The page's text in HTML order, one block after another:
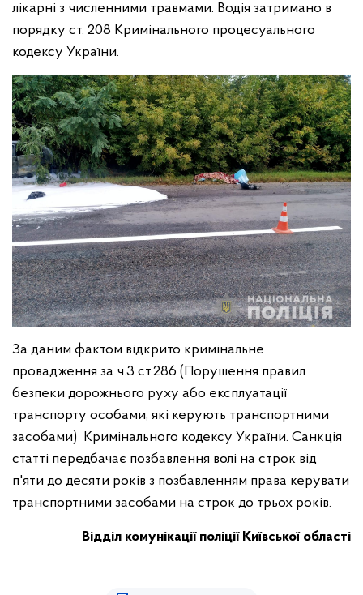
лікарні з численними травмами. Водія затримано в
порядку ст. 208 Кримінального процесуального
кодексу України.
За даним фактом відкрито кримінальне
провадження за ч.3 ст.286 (Порушення правил
безпеки дорожнього руху або експлуатації
транспорту особами, які керують транспортними
засобами) Кримінального кодексу України. Санкція
статті передбачає позбавлення волі на строк від
п'яти до десяти років з позбавленням права керувати
транспортними засобами на строк до трьох років.
Відділ комунікації поліції Київської області